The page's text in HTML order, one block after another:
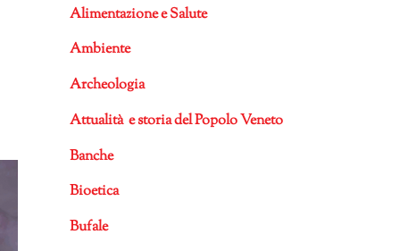
Alimentazione e Salute
Ambiente
Archeologia
Attualità e storia del Popolo Veneto
Banche
Bioetica
Bufale